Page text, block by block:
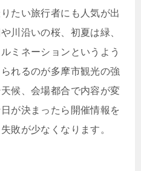
たい旅行者にも人気が出
川沿いの桜、初夏は緑、
ミネーションというよう
れるのが多摩市観光の強
候、会場都合で内容が変
が決まったら開催情報を
敗が少なくなります。